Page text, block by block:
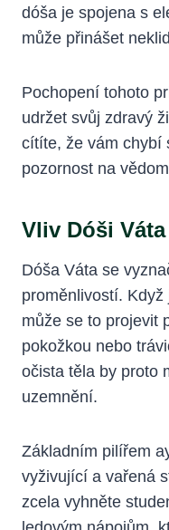
dóša je spojena s
může přinášet
Pochopení tohoto
udržet svůj zdravý
cítíte, že vám chybí
pozornost na
Vliv Dóši
Dóša Váta se
proměnlivostí.
může se to projevit
pokožkou nebo
očista těla by proto
uzemnění.
Základním pilířem
vyživující a vařená
zcela vyhněte